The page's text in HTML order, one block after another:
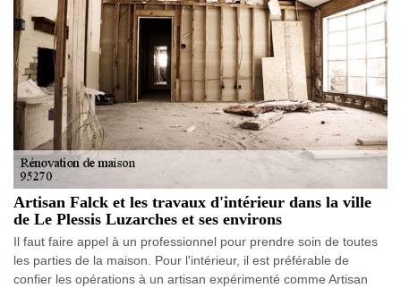
Artisan Falck et les travaux d'intérieur dans la ville
de Le Plessis Luzarches et ses environs
Il faut faire appel à un professionnel pour prendre soin de toutes
les parties de la maison. Pour l'intérieur, il est préférable de
confier les opérations à un artisan expérimenté comme Artisan